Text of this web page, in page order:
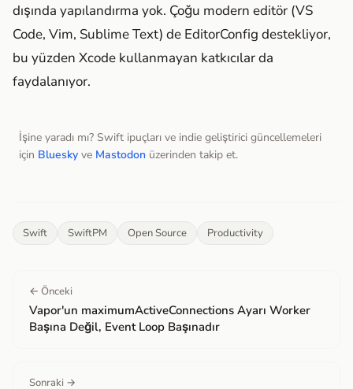
dışında yapılandırma yok. Çoğu modern editör (VS
Code, Vim, Sublime Text) de EditorConfig destekliyor,
bu yüzden Xcode kullanmayan katkıcılar da
faydalanıyor.
İşine yaradı mı? Swift ipuçları ve indie geliştirici güncellemeleri
için Bluesky ve Mastodon üzerinden takip et.
Swift SwiftPM Open Source Productivity
← Önceki
Vapor'un maximumActiveConnections Ayarı Worker
Başına Değil, Event Loop Başınadır
Sonraki →